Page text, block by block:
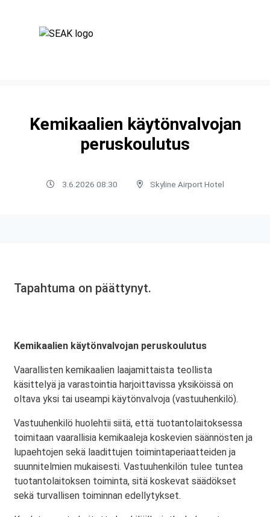
Kemikaalien käytönvalvojan
peruskoulutus
3.6.2026 08:30 Skyline Airport Hotel
Tapahtuma on päättynyt.
Kemikaalien käytönvalvojan peruskoulutus
Vaarallisten kemikaalien laajamittaista teollista
käsittelyä ja varastointia harjoittavissa yksiköissä on
oltava yksi tai useampi käytönvalvoja (vastuuhenkilö).
Vastuuhenkilö huolehtii siitä, että tuotantolaitoksessa
toimitaan vaarallisia kemikaaleja koskevien säännösten ja
lupaehtojen sekä laadittujen toimintaperiaatteiden ja
suunnitelmien mukaisesti. Vastuuhenkilön tulee tuntea
tuotantolaitoksen toiminta, sitä koskevat säädökset
sekä turvallisen toiminnan edellytykset.